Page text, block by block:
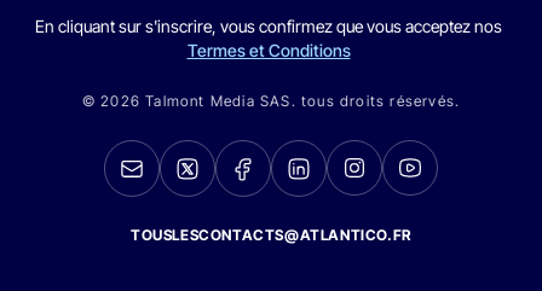
En cliquant sur s'inscrire, vous confirmez que vous acceptez nos
Termes et Conditions
© 2026 Talmont Media SAS. tous droits réservés.
TOUSLESCONTACTS@ATLANTICO.FR